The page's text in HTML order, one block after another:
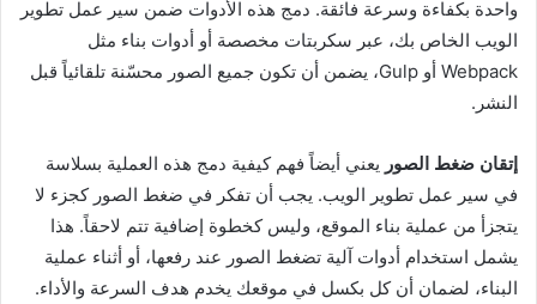
واحدة بكفاءة وسرعة فائقة. دمج هذه الأدوات ضمن سير عمل تطوير
الويب الخاص بك، عبر سكربتات مخصصة أو أدوات بناء مثل
Webpack أو Gulp، يضمن أن تكون جميع الصور محسّنة تلقائياً قبل
النشر.
إتقان ضغط الصور يعني أيضاً فهم كيفية دمج هذه العملية بسلاسة
في سير عمل تطوير الويب. يجب أن تفكر في ضغط الصور كجزء لا
يتجزأ من عملية بناء الموقع، وليس كخطوة إضافية تتم لاحقاً. هذا
يشمل استخدام أدوات آلية تضغط الصور عند رفعها، أو أثناء عملية
البناء، لضمان أن كل بكسل في موقعك يخدم هدف السرعة والأداء.